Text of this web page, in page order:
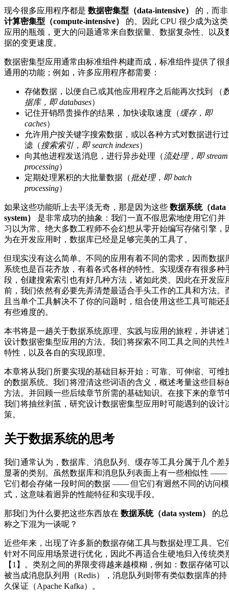
现今很多应用程序都是 数据密集型（data-intensive）
的，而非
计算密集型（compute-intensive）
的。因此 CPU 很少成为这类
应用的瓶颈，更大的问题通常来自数据量、数据复杂性、以及
据的变更速度。
数据密集型应用通常由标准组件构建而成，标准组件提供了很
通用的功能；例如，许多应用程序都需要：
存储数据，以便自己或其他应用程序之后能再次找到 （
据库，即 databases）
记住开销昂贵操作的结果，加快读取速度（缓存，即
caches）
允许用户按关键字搜索数据，或以各种方式对数据进行过
滤（搜索索引，即 search indexes）
向其他进程发送消息，进行异步处理（ 流处理，即 stream
processing）
定期处理累积的大批量数据（批处理，即 batch
processing）
如果这些功能听上去平淡无奇，那是因为这些 数据系统（data
system）
是非常成功的抽象：我们一直不假思索地使用它们并
习以为常。绝大多数工程师不会幻想从零开始编写存储引擎，
为在开发应用时，数据库已经是足够完美的工具了。
但现实没有这么简单。不同的应用有着不同的需求，因而数据
系统也是百花齐放，有着各式各样的特性。实现缓存有很多种
段，创建搜索索引也有好几种方法，诸如此类。因此在开发应
前，我们依然有必要先弄清楚最适合手头工作的工具和方法。
且当单个工具解决不了你的问题时，组合使用这些工具可能还
有些难度的。
本书将是一趟关于数据系统原理、实践与应用的旅程，并讲述
设计数据密集型应用的方法。我们将探索不同工具之间的共性
特性，以及各自的实现原理。
本章将从我们所要实现的基础目标开始：可靠、可伸缩、可维
的数据系统。我们将澄清这些词语的含义，概述考量这些目标
方法。并回顾一些后续章节所需的基础知识。在接下来的章节
我们将抽丝剥茧，研究设计数据密集型应用时可能遇到的设计
策。
关于数据系统的思考
我们通常认为，数据库、消息队列、缓存等工具分属于几个差
显著的类别。虽然数据库和消息队列表面上有一些相似性 ——
它们都会存储一段时间的数据 —— 但它们有迥然不同的访问模
式，这意味着迥异的性能特征和实现手段。
那我们为什么要把这些东西放在 数据系统（data system）
的总
称之下混为一谈呢？
近些年来，出现了许多新的数据存储工具与数据处理工具。它
针对不同应用场景进行优化，因此不再适合生硬地归入传统类
【1】。类别之间的界限变得越来越模糊，例如：数据存储可以
被当成消息队列用（Redis），消息队列则带有类似数据库的持
久保证（Apache Kafka）。